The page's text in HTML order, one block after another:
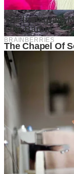
Penyuka detail
Bertugas merangkai
setiap titik dan koma
membacamu
Komentar ( 0